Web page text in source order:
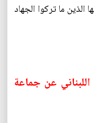
الذين ما تركوا الجهاد
اللبناني عن جماعة